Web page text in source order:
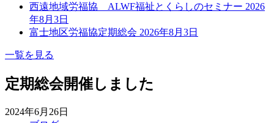
西遠地域労福協 ALWF福祉とくらしのセミナー 2026
年8月3日
富士地区労福協定期総会 2026年8月3日
一覧を見る
定期総会開催しました
2024年6月26日